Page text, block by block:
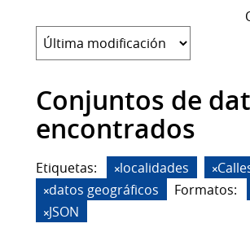
Conjuntos de
encontrados
Etiquetas: localidades
datos geográficos
Formatos:
JSON